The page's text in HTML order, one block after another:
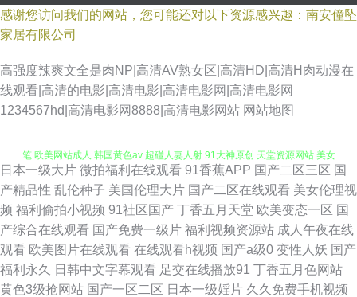
感谢您访问我们的网站，您可能还对以下资源感兴趣：南安僮坠
家居有限公司
高强度辣爽文全是肉NP|高清AV熟女区|高清HD|高清H肉动漫在
线观看|高清的电影|高清电影|高清电影网|高清电影网
1234567hd|高清电影网8888|高清电影网站 网站地图
老湿机网 午夜97 肏屄电影网 精品人妻久久观看 国产福利吃瓜 91国产精品操
黄视WW 含羞草在线 AV美女网址 伊人伊人网 超碰成人福利 91网站在线观看
亚洲女性黄页网站 色色九一综合 女同自慰福利 国产少妇自拍 俺去颜色官网
午夜少妇影院 六月天AV 国产激情内射 91在线精品尤物 色色视频 久久一品
日本一级大片 微拍福利在线观看 91香蕉APP 国产二区三区 国
产精品性 乱伦种子 美国伦理大片 国产二区在线观看 美女伦理视
频 福利偷拍小视频 91社区国产 丁香五月天堂 欧美变态一区 国
产综合在线观看 国产免费一级片 福利视频资源站 成人午夜在线
观看 欧美图片在线观看 在线观看h视频 国产a级0 变性人妖 国产
福利永久
日韩中文字幕观看 足交在线播放91 丁香五月色网站
黄色3级抢网站 国产一区二区 日本一级婬片 久久免费手机视频